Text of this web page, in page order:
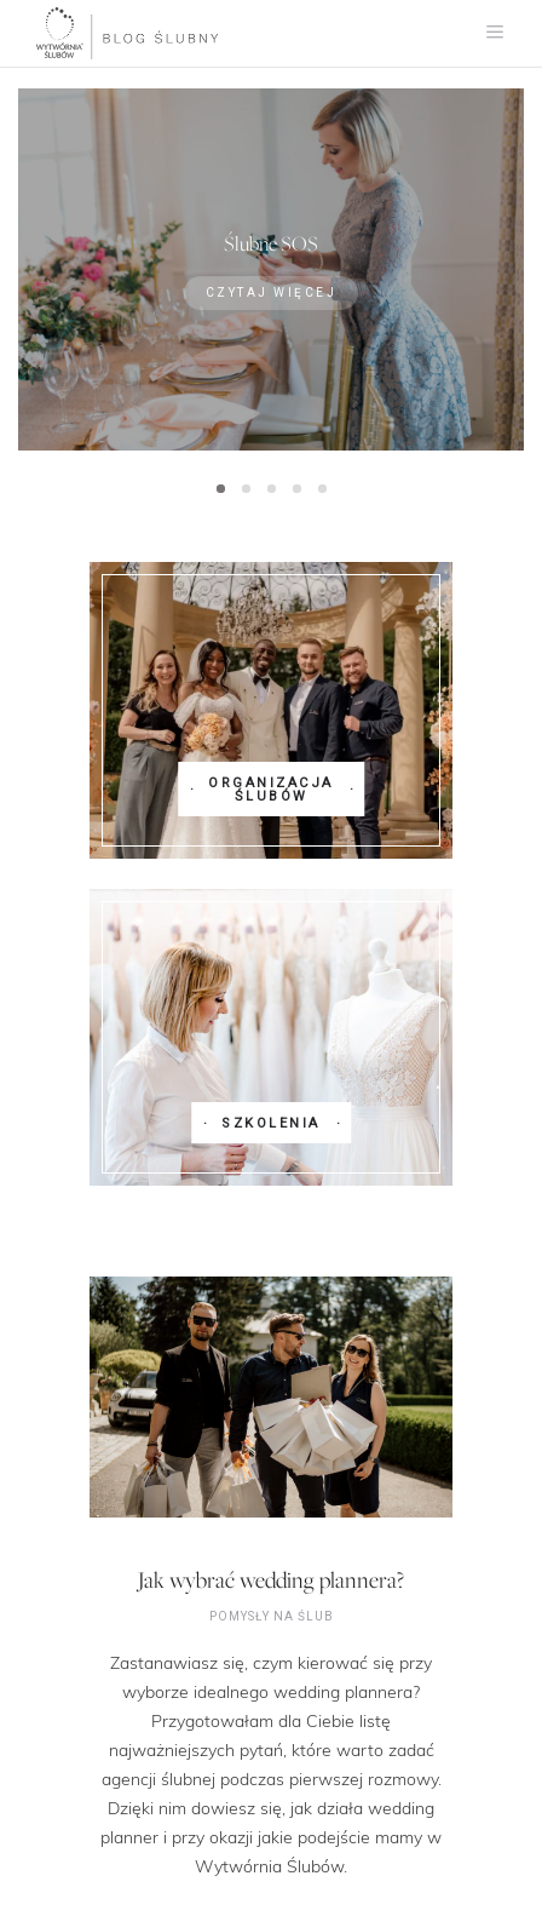
Ślubne SOS
CZYTAJ WIĘCEJ
ORGANIZACJA
ŚLUBÓW
SZKOLENIA
Jak wybrać wedding plannera?
POMYSŁY NA ŚLUB
Zastanawiasz się, czym kierować się przy
wyborze idealnego wedding plannera?
Przygotowałam dla Ciebie listę
najważniejszych pytań, które warto zadać
agencji ślubnej podczas pierwszej rozmowy.
Dzięki nim dowiesz się, jak działa wedding
planner i przy okazji jakie podejście mamy w
Wytwórnia Ślubów.